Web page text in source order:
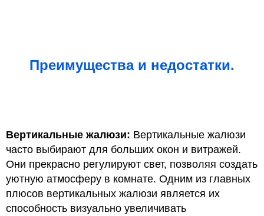
Преимущества и недостатки.
Вертикальные жалюзи: Вертикальные жалюзи
часто выбирают для больших окон и витражей.
Они прекрасно регулируют свет, позволяя создать
уютную атмосферу в комнате. Одним из главных
плюсов вертикальных жалюзи является их
способность визуально увеличивать